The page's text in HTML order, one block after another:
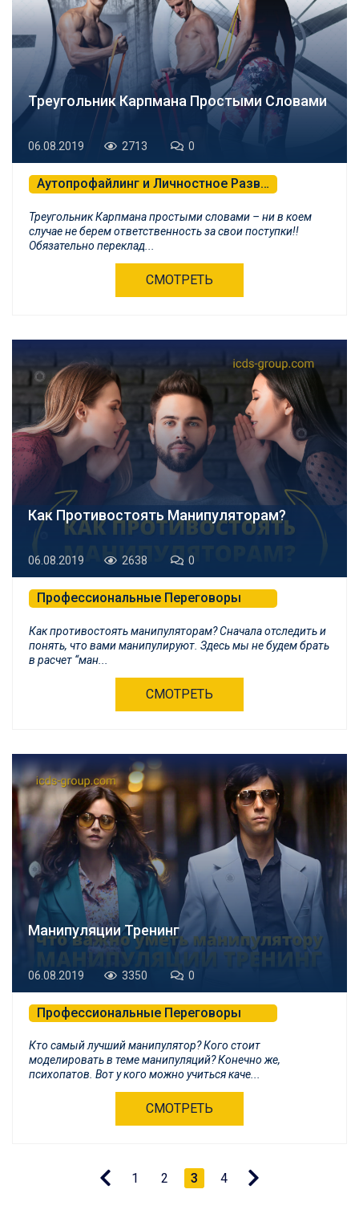
Треугольник Карпмана Простыми Словами
06.08.2019 2713 0
Аутопрофайлинг и Личностное Развитие
Треугольник Карпмана простыми словами – ни в коем
случае не берем ответственность за свои поступки!!
Обязательно переклад...
СМОТРЕТЬ
Как Противостоять Манипуляторам?
06.08.2019 2638 0
Профессиональные Переговоры
Как противостоять манипуляторам? Сначала отследить и
понять, что вами манипулируют. Здесь мы не будем брать
в расчет “ман...
СМОТРЕТЬ
Манипуляции Тренинг
06.08.2019 3350 0
Профессиональные Переговоры
Кто самый лучший манипулятор? Кого стоит
моделировать в теме манипуляций? Конечно же,
психопатов. Вот у кого можно учиться каче...
СМОТРЕТЬ
1 2 3 4